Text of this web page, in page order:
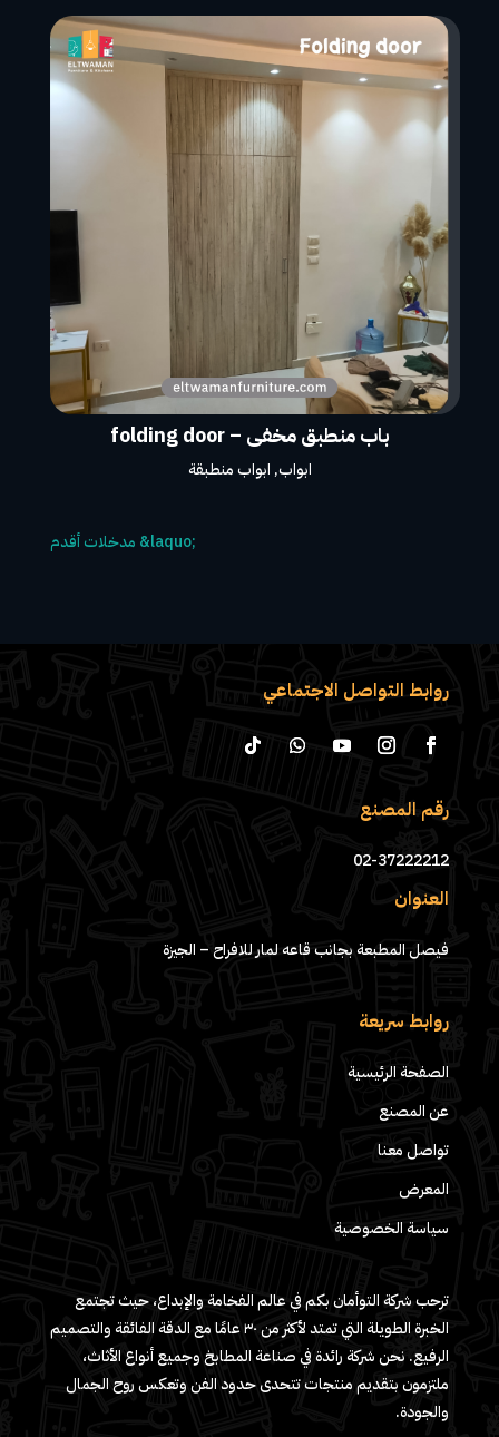
باب منطبق مخفى – folding door
ابواب,ابواب منطبقة
روابط التواصل الاجتماعي
رقم المصنع
02-37222212
العنوان
فيصل المطبعة بجانب قاعه لمار للافراح – الجيزة
روابط سريعة
الصفحة الرئيسية
عن المصنع
تواصل معنا
المعرض
سياسة الخصوصية
ترحب شركة التوأمان بكم في عالم الفخامة والإبداع، حيث تجتمع
الخبرة الطويلة التي تمتد لأكثر من ٣٠ عامًا مع الدقة الفائقة والتصميم
الرفيع. نحن شركة رائدة في صناعة المطابخ وجميع أنواع الأثاث،
ملتزمون بتقديم منتجات تتحدى حدود الفن وتعكس روح الجمال
والجودة.